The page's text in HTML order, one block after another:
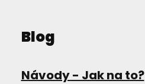
Blog
Návody - Jak na to?